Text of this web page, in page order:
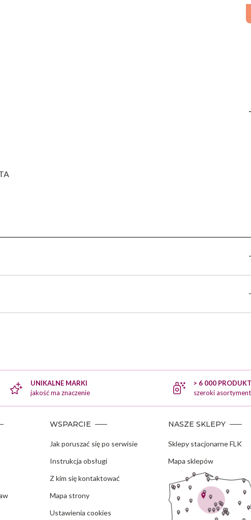
UNIKALNE MARKI
jakość ma znaczenie
> 6 000
szeroki asortyment
WSPARCIE
Jak poruszać się po serwisie
Instrukcja obsługi
Z kim się kontaktować
Mapa strony
Ustawienia cookies
NASZE SKLEPY
Sklepy stacjonarne FLK
Mapa sklepów